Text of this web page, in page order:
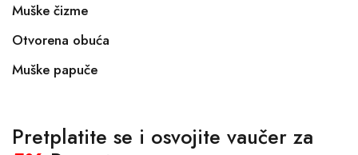
Muške čizme
Otvorena obuća
Muške papuče
Pretplatite se i osvojite vaučer za